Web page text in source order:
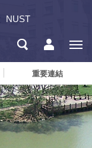
NUST
重要連結